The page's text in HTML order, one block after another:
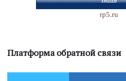
rp5.ru
Платформа обратной связи